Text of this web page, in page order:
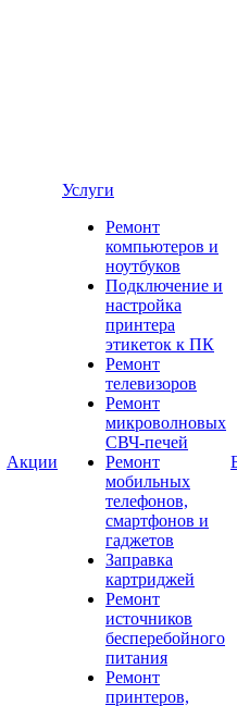
Акции
Услуги
Ремонт
компьютеров и
ноутбуков
Подключение и
настройка
принтера
этикеток к ПК
Ремонт
телевизоров
Ремонт
микроволновых
СВЧ-печей
Ремонт
мобильных
телефонов,
смартфонов и
гаджетов
Заправка
картриджей
Ремонт
источников
бесперебойного
питания
Ремонт
принтеров,